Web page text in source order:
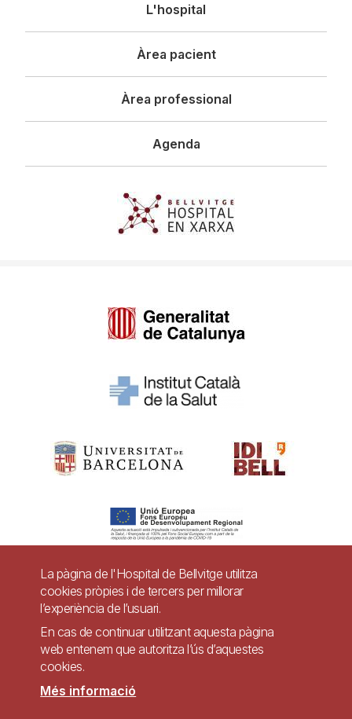
principal
L'hospital
Àrea pacient
Àrea professional
Agenda
Pie
página
Contacte
Accessibilitat Avís legal Ajuda
La pàgina de l'Hospital de Bellvitge utilitza
cookies pròpies i de tercers per millorar
l’experiència de l’usuari.
En cas de continuar utilitzant aquesta pàgina
web entenem que autoritza l’ús d’aquestes
cookies.
Més informació